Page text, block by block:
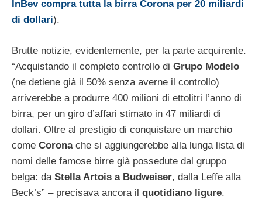
InBev compra tutta la birra Corona per 20 miliardi
di dollari).
Brutte notizie, evidentemente, per la parte acquirente.
“Acquistando il completo controllo di Grupo Modelo
(ne detiene già il 50% senza averne il controllo)
arriverebbe a produrre 400 milioni di ettolitri l’anno di
birra, per un giro d’affari stimato in 47 miliardi di
dollari. Oltre al prestigio di conquistare un marchio
come Coronache si aggiungerebbe alla lunga lista di
nomi delle famose birre già possedute dal gruppo
belga: da Stella Artois a Budweiser, dalla Leffe alla
Beck’s” – precisava ancora il quotidiano ligure.